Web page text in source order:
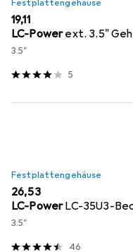
Festplattengehäuse
EUR
19,11
LC-Powerext. 3.5"
3.5"
5
Festplattengehäuse
EUR
26,53
LC-PowerLC-35U3-
3.5"
46